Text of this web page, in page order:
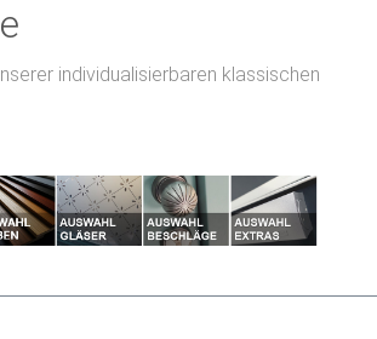
individualisierbaren klassischen